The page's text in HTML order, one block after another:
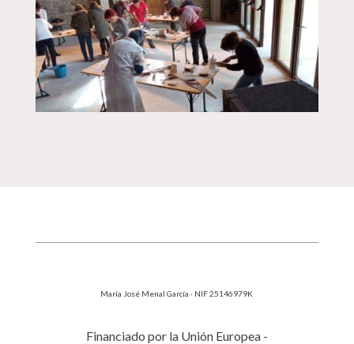
María José Menal García · NIF 25146979K
Financiado por la Unión Europea -